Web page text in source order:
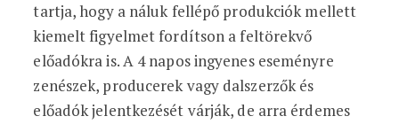
tartja, hogy a náluk fellépő produkciók mellett
kiemelt figyelmet fordítson a feltörekvő
előadókra is. A 4 napos ingyenes eseményre
zenészek, producerek vagy dalszerzők és
előadók jelentkezését várják, de arra érdemes